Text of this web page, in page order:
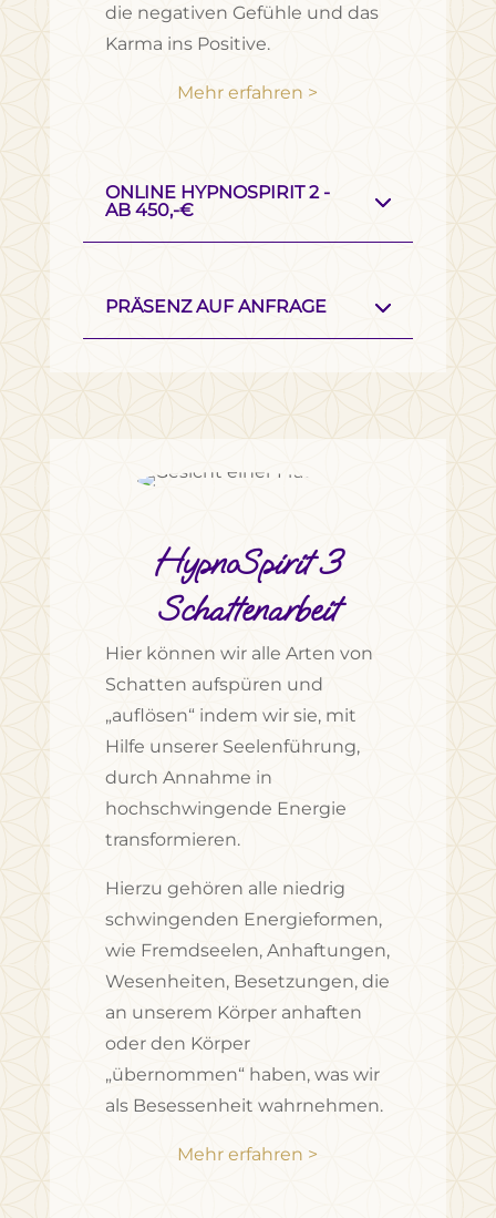
die negativen Gefühle und das
Karma ins Positive.
Mehr erfahren >
ONLINE HYPNOSPIRIT 2 -
AB 450,-€
PRÄSENZ AUF ANFRAGE
HypnoSpirit 3
Schattenarbeit
Hier können wir alle Arten von
Schatten aufspüren und
„auflösen“ indem wir sie, mit
Hilfe unserer Seelenführung,
durch Annahme in
hochschwingende Energie
transformieren.
Hierzu gehören alle niedrig
schwingenden Energieformen,
wie Fremdseelen, Anhaftungen,
Wesenheiten, Besetzungen, die
an unserem Körper anhaften
oder den Körper
„übernommen“ haben, was wir
als Besessenheit wahrnehmen.
Mehr erfahren >